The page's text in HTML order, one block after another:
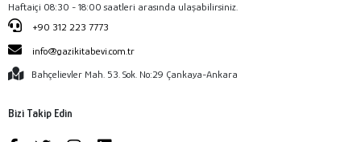
Haftaiçi 08:30 - 18:00 saatleri arasında ulaşabilirsiniz.
+90 312 223 7773
info@gazikitabevi.com.tr
Bahçelievler Mah. 53. Sok. No:29 Çankaya-Ankara
Bizi Takip Edin